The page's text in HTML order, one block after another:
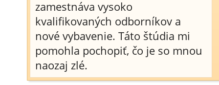
zamestnáva vysoko
kvalifikovaných odborníkov a
nové vybavenie. Táto štúdia mi
pomohla pochopiť, čo je so mnou
naozaj zlé.